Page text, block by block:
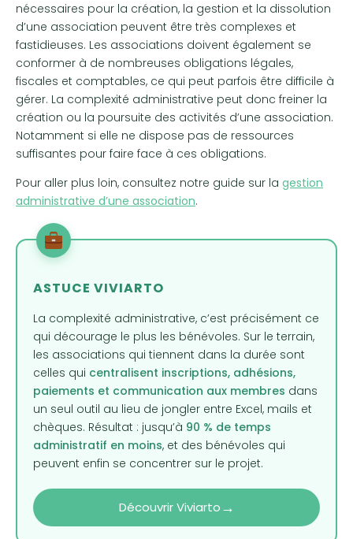
nécessaires pour la création, la gestion et la dissolution
d’une association peuvent être très complexes et
fastidieuses. Les associations doivent également se
conformer à de nombreuses obligations légales,
fiscales et comptables, ce qui peut parfois être difficile à
gérer. La complexité administrative peut donc freiner la
création ou la poursuite des activités d’une association.
Notamment si elle ne dispose pas de ressources
suffisantes pour faire face à ces obligations.
Pour aller plus loin, consultez notre guide sur la gestion
administrative d’une association.
ASTUCE VIVIARTO
La complexité administrative, c’est précisément ce
qui décourage le plus les bénévoles. Sur le terrain,
les associations qui tiennent dans la durée sont
celles qui centralisent inscriptions, adhésions,
paiements et communication aux membres dans
un seul outil au lieu de jongler entre Excel, mails et
chèques. Résultat : jusqu’à 90 % de temps
administratif en moins, et des bénévoles qui
peuvent enfin se concentrer sur le projet.
Découvrir Viviarto→